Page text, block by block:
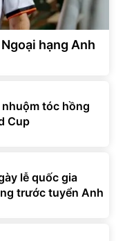
hạng Anh
tóc hồng
Cup
lễ quốc gia
trước tuyển Anh